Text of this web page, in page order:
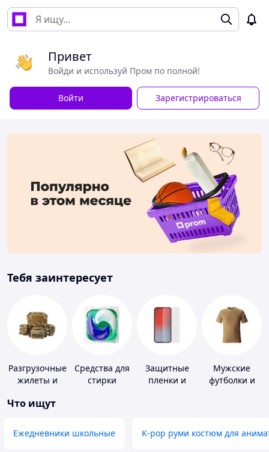
Привет
Войди и используй Пром по полной!
Войти Зарегистрироваться
Тебя заинтересует
Разгрузочные
жилеты и
без плит
Средства для
стирки
Защитные
пленки и
Мужские
футболки и
Что ищут
Ежедневники школьные K-pop руми костюм для